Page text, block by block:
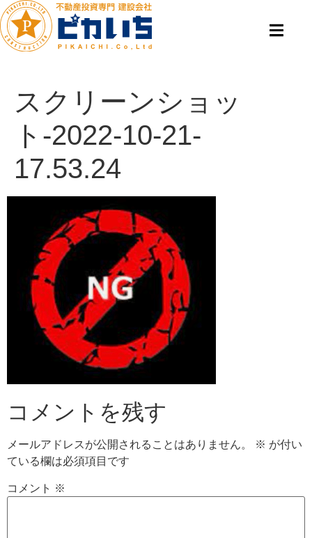
スクリーンショッ
ト-2022-10-21-
17.53.24
コメントを残す
メールアドレスが公開されることはありません。 ※ が付い
ている欄は必須項目です
コメント ※